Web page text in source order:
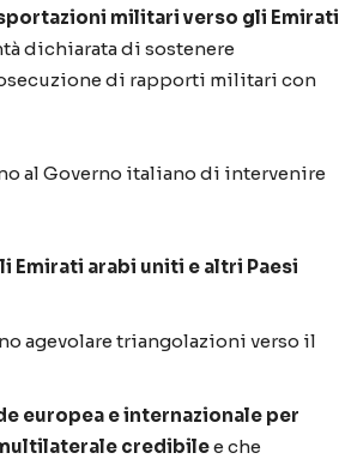
militari verso gli Emirati
dichiarata di sostenere
di rapporti militari con
al Governo italiano di intervenire
arabi uniti e altri Paesi
agevolare triangolazioni verso il
europea e internazionale per
credibilee che